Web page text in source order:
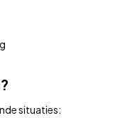
situaties: